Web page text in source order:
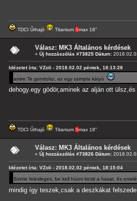
TDCI Űrhajó Titanium Smax 18"
Válasz: MK3 Általános kérdések
« Új hozzászólás #73825 Dátum:
Idézetet írta: VZoli - 2018.02.02 péntek, 18:13:28
amire Te gondolsz, az egy szimpla kátyú
dehogy.egy gödör,aminek az alján ott
TDCI Űrhajó Titanium Smax 18"
Válasz: MK3 Általános kérdések
« Új hozzászólás #73826 Dátum:
Idézetet írta: VZoli - 2018.02.02 péntek, 18:15:04
Szinte felesleges, be kell húzni kicsit a hasat, és
mindig így teszek,csak a deszkákat